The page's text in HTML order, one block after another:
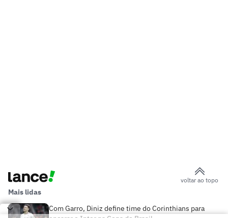
voltar ao topo
Mais lidas
Com Garro, Diniz define time do Corinthians para